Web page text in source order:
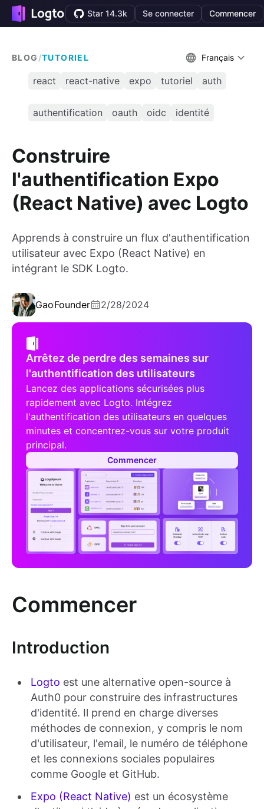
Star 14.3k Se connecter Commencer
BLOG /TUTORIEL Français
react react-native expo tutoriel auth
authentification oauth oidc identité
Construire
l'authentification Expo
(React Native) avec Logto
Apprends à construire un flux d'authentification
utilisateur avec Expo (React Native) en
intégrant le SDK Logto.
GaoFounder 2/28/2024
Arrêtez de perdre des semaines sur
l'authentification des utilisateurs
Lancez des applications sécurisées plus
rapidement avec Logto. Intégrez
l'authentification des utilisateurs en quelques
minutes et concentrez-vous sur votre produit
principal.
Commencer
Commencer
Introduction
Logto est une alternative open-source à
Auth0 pour construire des infrastructures
d'identité. Il prend en charge diverses
méthodes de connexion, y compris le nom
d'utilisateur, l'email, le numéro de téléphone
et les connexions sociales populaires
comme Google et GitHub.
Expo (React Native) est un écosystème